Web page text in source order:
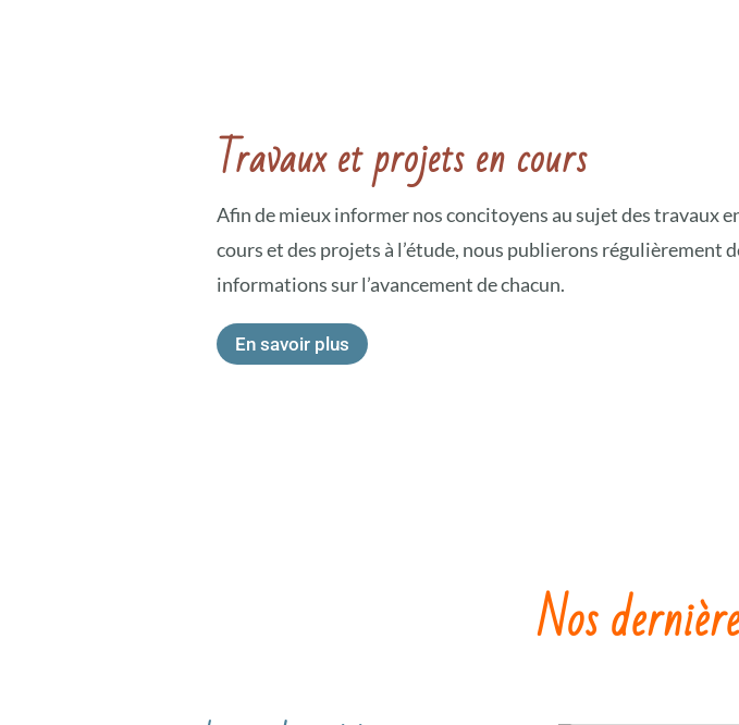
Travaux et projets en cours
Afin de mieux informer nos concitoyens au sujet des travaux
cours et des projets à l’étude, nous publierons régulièrement
informations sur l’avancement de chacun.
En savoir plus
Nos